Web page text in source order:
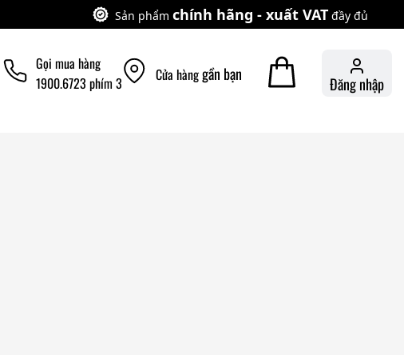
Sản phẩm chính hãng - xuất VAT đầy đủ
Gọi mua hàng
1900.6723 phím 3
Cửa hànggần bạn Đăng nhập